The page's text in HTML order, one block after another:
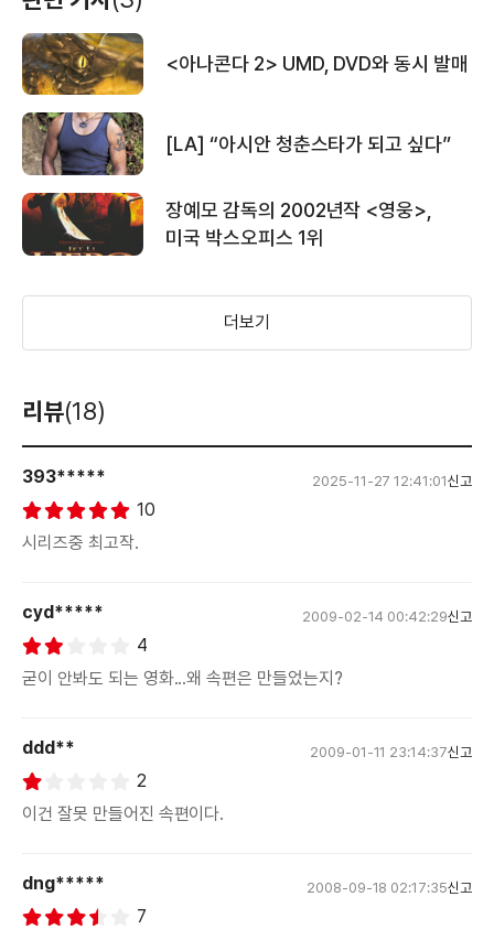
<아나콘다 2> UMD, DVD와 동시 발매
[LA] “아시안 청춘스타가 되고 싶다”
장예모 감독의 2002년작 <영웅>,
미국 박스오피스 1위
더보기
리뷰(18)
393***** 2025-11-27 12:41:01신고
10
시리즈중 최고작.
cyd***** 2009-02-14 00:42:29신고
4
굳이 안봐도 되는 영화...왜 속편은 만들었는지?
ddd** 2009-01-11 23:14:37신고
2
이건 잘못 만들어진 속편이다.
dng***** 2008-09-18 02:17:35신고
7